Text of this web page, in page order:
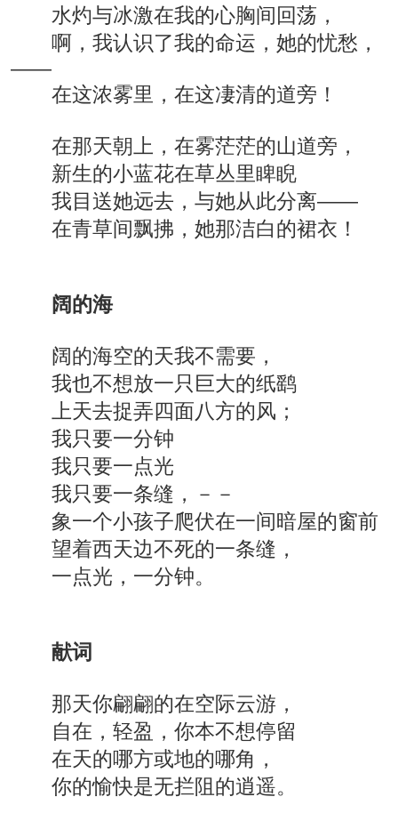
水灼与冰激在我的心胸间回荡，
啊，我认识了我的命运，她的忧愁，
——
在这浓雾里，在这凄清的道旁！
在那天朝上，在雾茫茫的山道旁，
新生的小蓝花在草丛里睥睨
我目送她远去，与她从此分离——
在青草间飘拂，她那洁白的裙衣！
阔的海
阔的海空的天我不需要，
我也不想放一只巨大的纸鹞
上天去捉弄四面八方的风；
我只要一分钟
我只要一点光
我只要一条缝，－－
象一个小孩子爬伏在一间暗屋的窗前
望着西天边不死的一条缝，
一点光，一分钟。
献词
那天你翩翩的在空际云游，
自在，轻盈，你本不想停留
在天的哪方或地的哪角，
你的愉快是无拦阻的逍遥。